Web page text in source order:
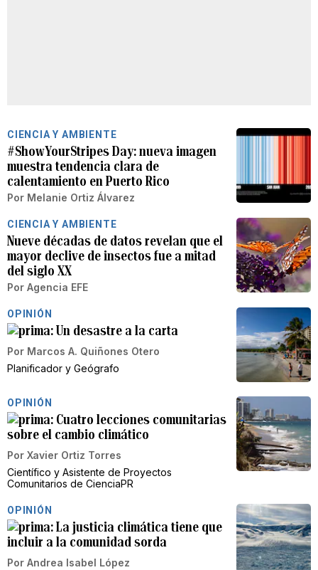
CIENCIA Y AMBIENTE
#ShowYourStripes Day: nueva imagen
muestra tendencia clara de
calentamiento en Puerto Rico
Por Melanie Ortiz Álvarez
CIENCIA Y AMBIENTE
Nueve décadas de datos revelan que el
mayor declive de insectos fue a mitad
del siglo XX
Por Agencia EFE
OPINIÓN
Un desastre a la carta
Por Marcos A. Quiñones Otero
Planificador y Geógrafo
OPINIÓN
Cuatro lecciones comunitarias
sobre el cambio climático
Por Xavier Ortiz Torres
Científico y Asistente de Proyectos
Comunitarios de CienciaPR
OPINIÓN
La justicia climática tiene que
incluir a la comunidad sorda
Por Andrea Isabel López